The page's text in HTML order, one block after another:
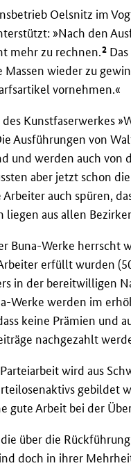
Oelsnitz im
»Nach den
mehr zu rechnen.2
wieder zu
vornehmen.«
Kunstfaserwerkes
Ausführungen von
und werden auch von
aber jetzt schon
auch spüren,
aus allen
Buna-Werke herrscht
erfüllt wurden
in der bereitwilligen
Werke werden im
keine Prämien und
nachgezahlt
wird aus
gebildet
gute Arbeit bei der
über die
doch in ihrer